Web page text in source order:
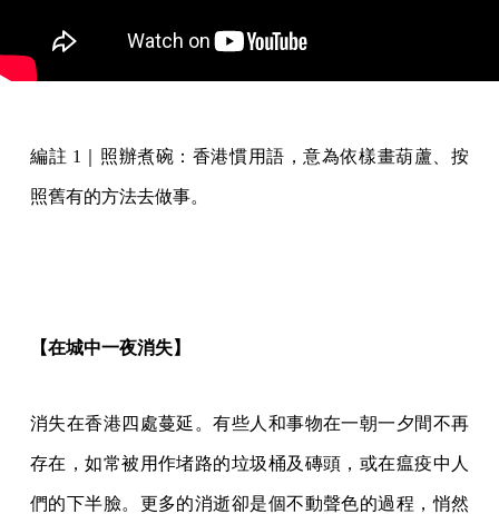
編註 1｜照辦煮碗：香港慣用語，意為依樣畫葫蘆、按
照舊有的方法去做事。
【在城中一夜消失】
消失在香港四處蔓延。有些人和事物在一朝一夕間不再
存在，如常被用作堵路的垃圾桶及磚頭，或在瘟疫中人
們的下半臉。更多的消逝卻是個不動聲色的過程，悄然